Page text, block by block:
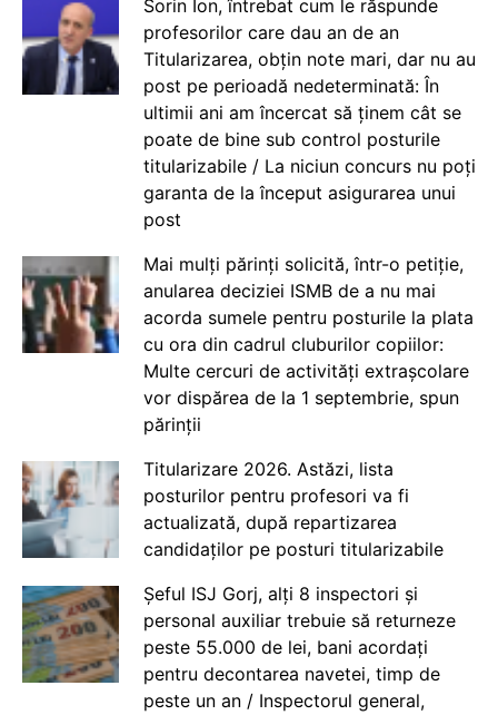
Sorin Ion, întrebat cum le răspunde
profesorilor care dau an de an
Titularizarea, obțin note mari, dar nu au
post pe perioadă nedeterminată: În
ultimii ani am încercat să ținem cât se
poate de bine sub control posturile
titularizabile / La niciun concurs nu poți
garanta de la început asigurarea unui
post
Mai mulți părinți solicită, într-o petiție,
anularea deciziei ISMB de a nu mai
acorda sumele pentru posturile la plata
cu ora din cadrul cluburilor copiilor:
Multe cercuri de activități extrașcolare
vor dispărea de la 1 septembrie, spun
părinții
Titularizare 2026. Astăzi, lista
posturilor pentru profesori va fi
actualizată, după repartizarea
candidaților pe posturi titularizabile
Șeful ISJ Gorj, alți 8 inspectori și
personal auxiliar trebuie să returneze
peste 55.000 de lei, bani acordați
pentru decontarea navetei, timp de
peste un an / Inspectorul general,